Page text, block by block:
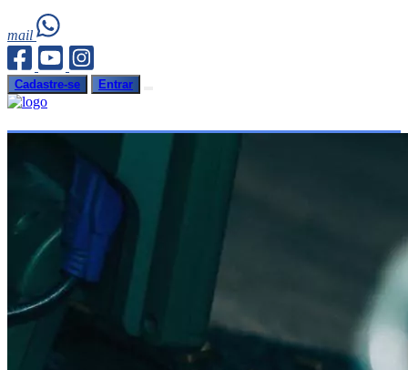
mail
Cadastre-se Entrar